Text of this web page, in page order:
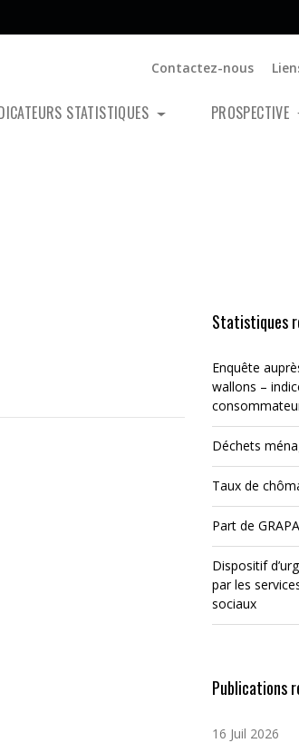
Contactez-nous
STATISTIQUES PROSPECTIVE
Statistiques
Enquête
wallons –
Déchets
Taux de
Part de
Dispositif
par les
sociaux
Publications
16 Juil 2026